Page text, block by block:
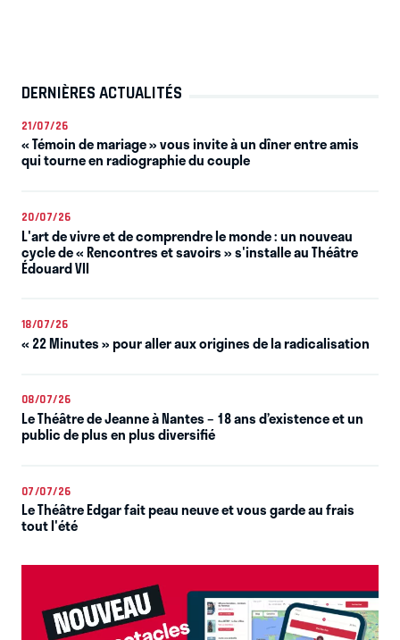
DERNIÈRES ACTUALITÉS
21/07/26
« Témoin de mariage » vous invite à un dîner entre amis
qui tourne en radiographie du couple
20/07/26
L'art de vivre et de comprendre le monde : un nouveau
cycle de « Rencontres et savoirs » s'installe au Théâtre
Édouard VII
18/07/26
« 22 Minutes » pour aller aux origines de la radicalisation
08/07/26
Le Théâtre de Jeanne à Nantes – 18 ans d’existence et un
public de plus en plus diversifié
07/07/26
Le Théâtre Edgar fait peau neuve et vous garde au frais
tout l'été